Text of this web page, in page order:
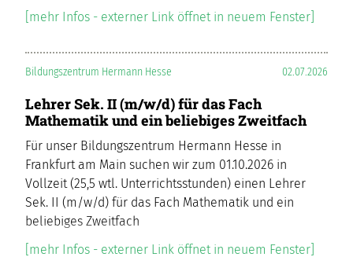
[mehr Infos - externer Link öffnet in neuem Fenster]
02.07.2026
Bildungszentrum Hermann Hesse
Lehrer Sek. II (m/w/d) für das Fach
Mathematik und ein beliebiges Zweitfach
Für unser Bildungszentrum Hermann Hesse in
Frankfurt am Main suchen wir zum 01.10.2026 in
Vollzeit (25,5 wtl. Unterrichtsstunden) einen Lehrer
Sek. II (m/w/d) für das Fach Mathematik und ein
beliebiges Zweitfach
[mehr Infos - externer Link öffnet in neuem Fenster]